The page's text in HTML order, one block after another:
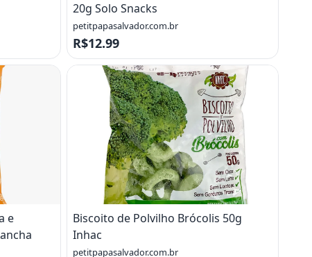
20g Solo Snacks
petitpapasalvador.com.br
R$12.99
e
Biscoito de Polvilho Brócolis 50g
Inhac
petitpapasalvador.com.br